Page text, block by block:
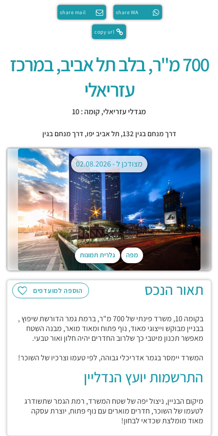
share WA
share mail
copy url
700 מ"ר, בלב תל אביב, במרכז
עזריאלי
מגדלי עזריאלי, קומה : 10
דרך מנחם בגין 132, תל אביב יפו,דרך מנחם בגין
מפה גלרית תמונות
מצודכן ל -02.08.2026
הוספה למועדפים תאור הנכס
בקומה 10, משרד פינתי של 700 מ"ר, ברמת גמר הדורשת שיפוץ ,
בבניין מבוקש וייצוגי מאוד, נוף פתוח ומאוד מואר, מבנה השטח
מאפשר תכנון מיטבי כך שלרוב החדרים יהיה חלון ואור טבעי.
המשרד יימסר בגמר אדריכלי גבוהה, לפי טעמו וצרכיו של השוכר!
התרשמות יועץ הנדליין
מיקום הבניין, ניצול יפה של שטח המשרד, רמת הגמר שתשודרג
לטעמו של השוכר, חדרים מוארים עם נוף פתוח, יוצרת עסקה
מאוד מומלצת שכדאי לבחון!